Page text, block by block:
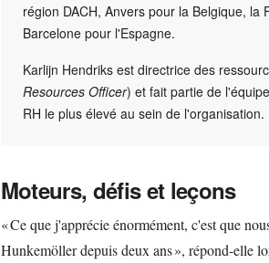
région DACH, Anvers pour la Belgique, la
Barcelone pour l'Espagne.
Karlijn Hendriks est directrice des
Resources Officer) et fait partie de
RH le plus élevé au sein de l'organisation.
Moteurs, défis et leçons
« Ce que j'apprécie énormément, c'est que
Hunkemöller depuis deux ans », répond-elle